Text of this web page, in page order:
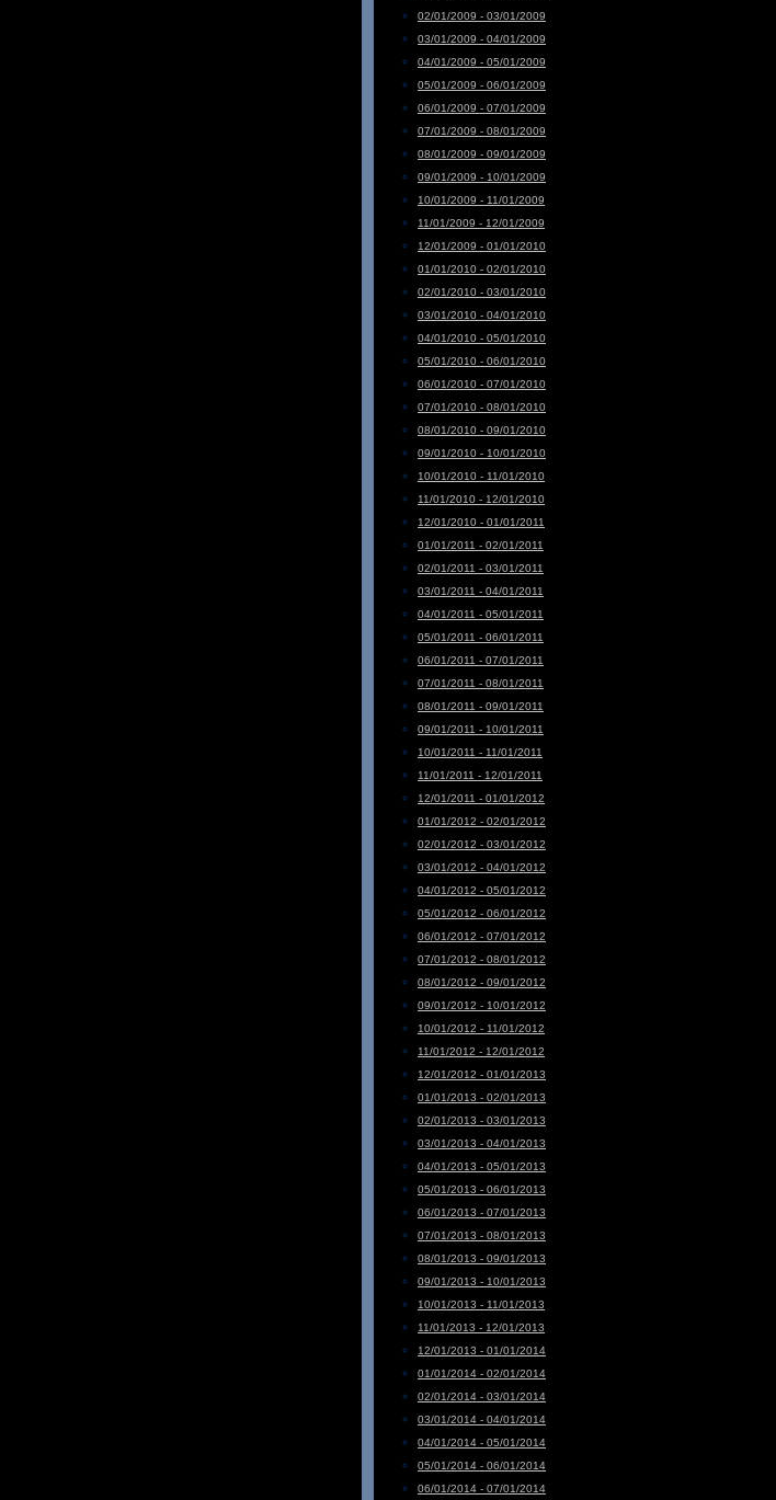
02/01/2009 - 03/01/2009
03/01/2009 - 04/01/2009
04/01/2009 - 05/01/2009
05/01/2009 - 06/01/2009
06/01/2009 - 07/01/2009
07/01/2009 - 08/01/2009
08/01/2009 - 09/01/2009
09/01/2009 - 10/01/2009
10/01/2009 - 11/01/2009
11/01/2009 - 12/01/2009
12/01/2009 - 01/01/2010
01/01/2010 - 02/01/2010
02/01/2010 - 03/01/2010
03/01/2010 - 04/01/2010
04/01/2010 - 05/01/2010
05/01/2010 - 06/01/2010
06/01/2010 - 07/01/2010
07/01/2010 - 08/01/2010
08/01/2010 - 09/01/2010
09/01/2010 - 10/01/2010
10/01/2010 - 11/01/2010
11/01/2010 - 12/01/2010
12/01/2010 - 01/01/2011
01/01/2011 - 02/01/2011
02/01/2011 - 03/01/2011
03/01/2011 - 04/01/2011
04/01/2011 - 05/01/2011
05/01/2011 - 06/01/2011
06/01/2011 - 07/01/2011
07/01/2011 - 08/01/2011
08/01/2011 - 09/01/2011
09/01/2011 - 10/01/2011
10/01/2011 - 11/01/2011
11/01/2011 - 12/01/2011
12/01/2011 - 01/01/2012
01/01/2012 - 02/01/2012
02/01/2012 - 03/01/2012
03/01/2012 - 04/01/2012
04/01/2012 - 05/01/2012
05/01/2012 - 06/01/2012
06/01/2012 - 07/01/2012
07/01/2012 - 08/01/2012
08/01/2012 - 09/01/2012
09/01/2012 - 10/01/2012
10/01/2012 - 11/01/2012
11/01/2012 - 12/01/2012
12/01/2012 - 01/01/2013
01/01/2013 - 02/01/2013
02/01/2013 - 03/01/2013
03/01/2013 - 04/01/2013
04/01/2013 - 05/01/2013
05/01/2013 - 06/01/2013
06/01/2013 - 07/01/2013
07/01/2013 - 08/01/2013
08/01/2013 - 09/01/2013
09/01/2013 - 10/01/2013
10/01/2013 - 11/01/2013
11/01/2013 - 12/01/2013
12/01/2013 - 01/01/2014
01/01/2014 - 02/01/2014
02/01/2014 - 03/01/2014
03/01/2014 - 04/01/2014
04/01/2014 - 05/01/2014
05/01/2014 - 06/01/2014
06/01/2014 - 07/01/2014